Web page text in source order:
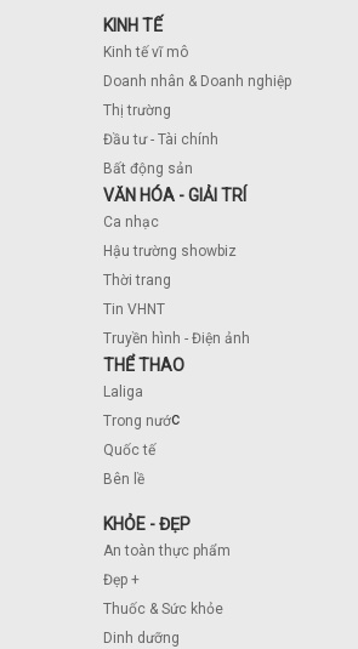
KINH TẾ
Kinh tế vĩ mô
Doanh nhân & Doanh nghiệp
Thị trường
Đầu tư - Tài chính
Bất động sản
VĂN HÓA - GIẢI TRÍ
Ca nhạc
Hậu trường showbiz
Thời trang
Tin VHNT
Truyền hình - Điện ảnh
THỂ THAO
Laliga
Trong nước
Quốc tế
Bên lề
KHỎE - ĐẸP
An toàn thực phẩm
Đẹp +
Thuốc & Sức khỏe
Dinh dưỡng